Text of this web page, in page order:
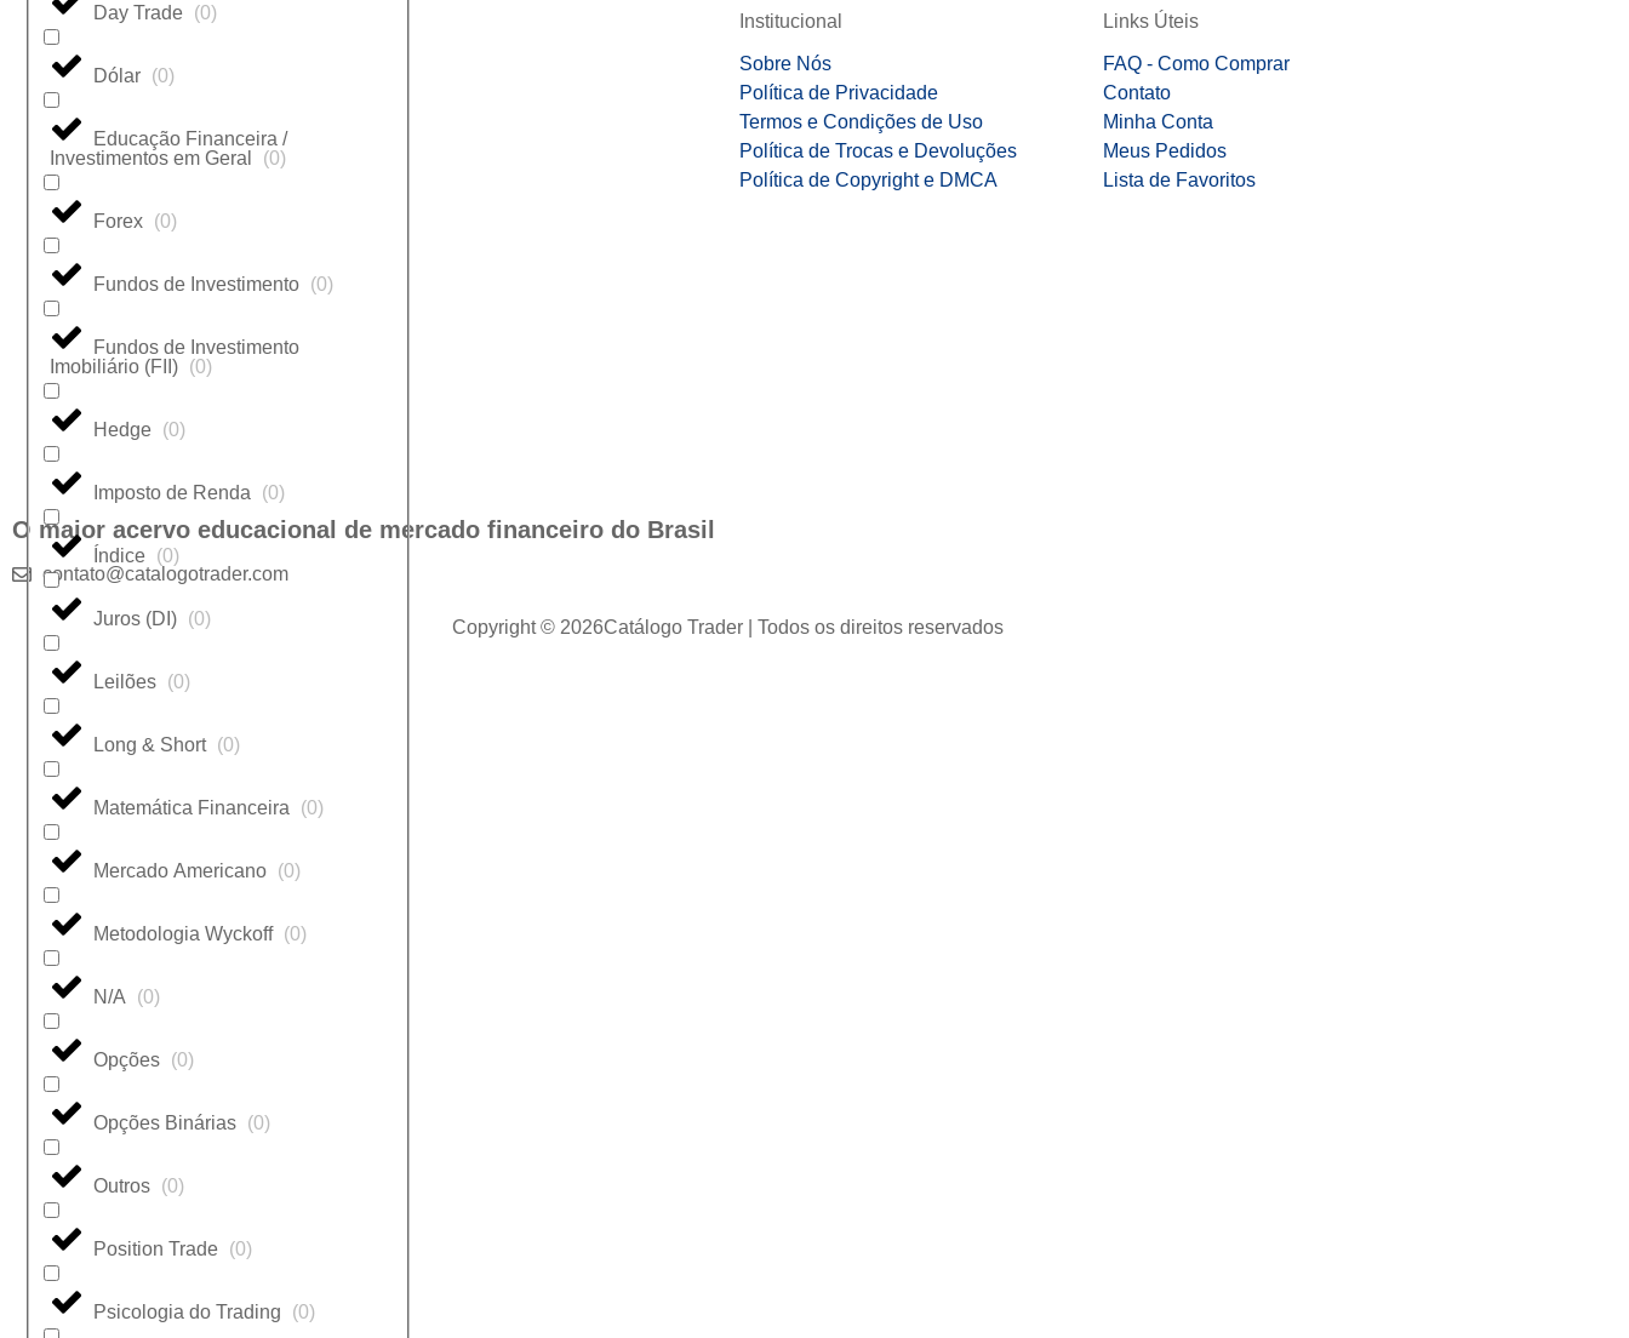
Day Trade (0)
Dólar (0)
Educação Financeira /
Investimentos em Geral
(0)
Forex (0)
Fundos de Investimento (0)
Fundos de Investimento
Imobiliário (FII) (0)
Hedge (0)
Imposto de Renda (0)
Índice (0)
Juros (DI) (0)
Leilões (0)
Long & Short (0)
Matemática Financeira (0)
Mercado Americano (0)
Metodologia Wyckoff (0)
N/A (0)
Opções (0)
Opções Binárias (0)
Outros (0)
Position Trade (0)
Psicologia do Trading (0)
O maior acervo educacional de mercado financeiro do Brasil
contato@catalogotrader.com
Institucional
Sobre Nós
Política de Privacidade
Termos e Condições de Uso
Política de Trocas e Devoluções
Política de Copyright e DMCA
Links Úteis
FAQ - Como Comprar
Contato
Minha Conta
Meus Pedidos
Lista de Favoritos
Copyright © 2026Catálogo Trader | Todos os direitos reservados